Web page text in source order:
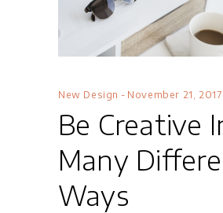
New Design November 21, 2017
Be Creative
Many
Ways